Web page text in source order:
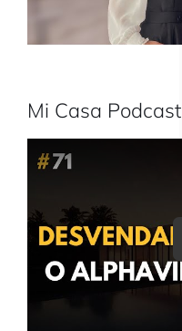
Mi Casa Podcast